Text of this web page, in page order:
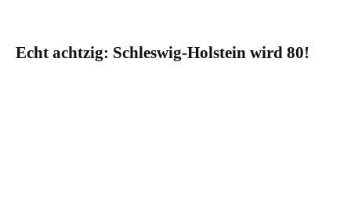
Echt achtzig: Schleswig-Holstein wird 80!